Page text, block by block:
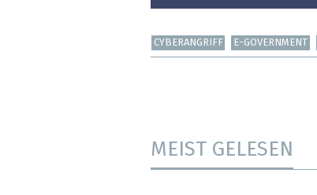
CYBERANGRIFF E-GOVERNMENT
MEIST GELESEN